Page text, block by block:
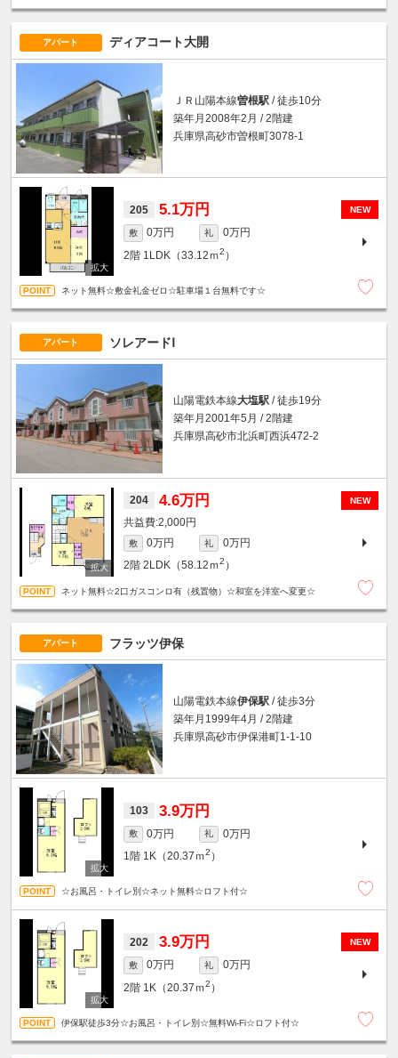
アパート ディアコート大開
ＪＲ山陽本線曽根駅 / 徒歩10分
築年月2008年2月 / 2階建
兵庫県高砂市曽根町3078-1
NEW
205 5.1万円
敷 0万円 礼
0万円
2階 1LDK（33.12ｍ2 ）
ネット無料☆敷金礼金ゼロ☆駐車場１台無料です☆
アパート ソレアードⅠ
山陽電鉄本線大塩駅 / 徒歩19分
築年月2001年5月 / 2階建
兵庫県高砂市北浜町西浜472-2
NEW
204 4.6万円
2,000円
敷 0万円 礼
0万円
2階 2LDK（58.12ｍ2 ）
ネット無料☆2口ガスコンロ有（残置物）☆和室を洋室へ変更☆
アパート フラッツ伊保
山陽電鉄本線伊保駅 / 徒歩3分
築年月1999年4月 / 2階建
兵庫県高砂市伊保港町1-1-10
103 3.9万円
敷 0万円 礼
0万円
1階 1K（20.37ｍ2 ）
☆お風呂・トイレ別☆ネット無料☆ロフト付☆
NEW
202 3.9万円
敷 0万円 礼
0万円
2階 1K（20.37ｍ2 ）
伊保駅徒歩3分☆お風呂・トイレ別☆無料Wi-Fi☆ロフト付☆